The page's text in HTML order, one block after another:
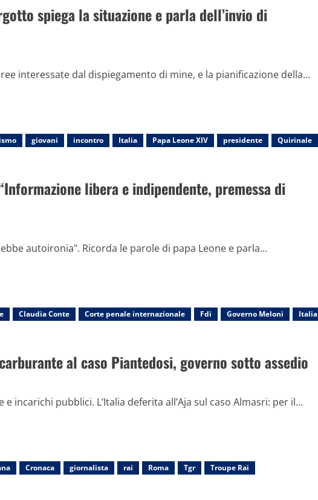
spiega la situazione e parla dell’invio di
interessate dal dispiegamento di mine, e la pianificazione della...
giovani incontro Italia Papa Leone XIV presidente
Quirinale
libera e indipendente, premessa di
autoironia". Ricorda le parole di papa Leone e parla...
Claudia Conte Corte penale internazionale Fdi Governo Meloni
Italia
al caso Piantedosi, governo sotto assedio
incarichi pubblici. L’Italia deferita all’Aja sul caso Almasri: per il...
Cronaca giornalista rai Roma Tgr
Troupe Rai